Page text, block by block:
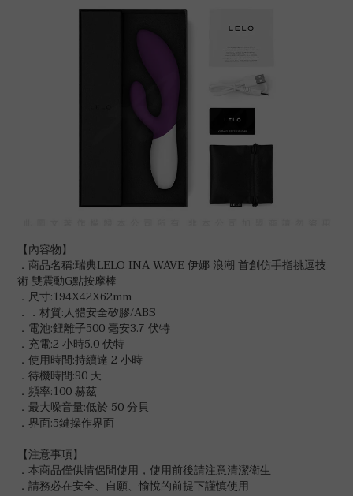
【內容物】
．商品名稱:瑞典LELO INA WAVE 伊娜 浪潮 首創仿手指挑逗技
術 雙震動G點按摩棒
．尺寸:194X42X62mm
．．材質:人體安全矽膠/ABS
．電池:鋰離子500 毫安3.7 伏特
．充電:2 小時5.0 伏特
．使用時間:持續達 2 小時
．待機時間:90 天
．頻率:100 赫茲
．最大噪音量:低於 50 分貝
．界面:5鍵操作界面
【注意事項】
．本商品僅供情侶間使用，使用前後請注意清潔衛生
．請務必在安全、自願、愉悅的前提下謹慎使用